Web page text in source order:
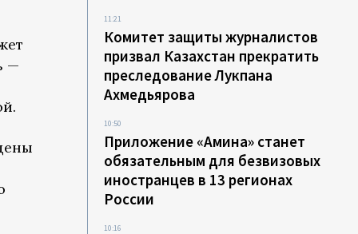
—
11:21
Комитет защиты журналистов
призвал Казахстан прекратить
преследование Лукпана
Ахмедьярова
10:50
Приложение «Амина» станет
обязательным для безвизовых
иностранцев в 13 регионах
России
10:16